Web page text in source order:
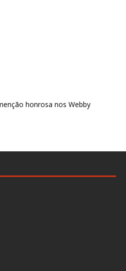
honrosa nos Webby